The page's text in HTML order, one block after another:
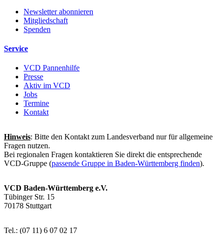
Newsletter abonnieren
Mitgliedschaft
Spenden
Service
VCD Pannenhilfe
Presse
Aktiv im VCD
Jobs
Termine
Kontakt
Hinweis: Bitte den Kontakt zum Landesverband nur für allgemeine
Fragen nutzen.
Bei regionalen Fragen kontaktieren Sie direkt die entsprechende
VCD-Gruppe (passende Gruppe in Baden-Württemberg finden).
VCD Baden-Württemberg e.V.
Tübinger Str. 15
70178 Stuttgart
Tel.: (07 11) 6 07 02 17